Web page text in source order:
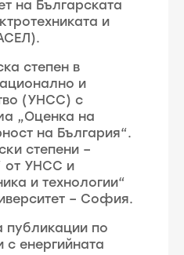
на Българската
и
степен в
и
(УНСС) с
„Оценка на
на България“.
степени –
от УНСС и
и технологии“
– София.
публикации по
с енергийната